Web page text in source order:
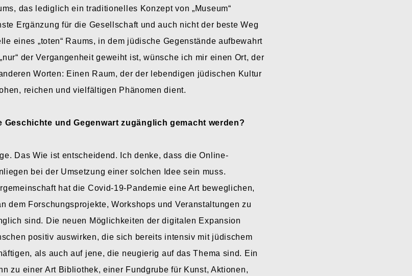
das lediglich ein traditionelles Konzept von „Museum“
Ergänzung für die Gesellschaft und auch nicht der beste Weg
eines „toten“ Raums, in dem jüdische Gegenstände aufbewahrt
der Vergangenheit geweiht ist, wünsche ich mir einen Ort, der
Worten: Einen Raum, der der lebendigen jüdischen Kultur
reichen und vielfältigen Phänomen dient.
und Gegenwart zugänglich gemacht werden?
Das Wie ist entscheidend. Ich denke, dass die Online-
bei der Umsetzung einer solchen Idee sein muss.
hat die Covid-19-Pandemie eine Art beweglichen,
dem Forschungsprojekte, Workshops und Veranstaltungen zu
sind. Die neuen Möglichkeiten der digitalen Expansion
positiv auswirken, die sich bereits intensiv mit jüdischem
als auch auf jene, die neugierig auf das Thema sind. Ein
zu einer Art Bibliothek, einer Fundgrube für Kunst, Aktionen,